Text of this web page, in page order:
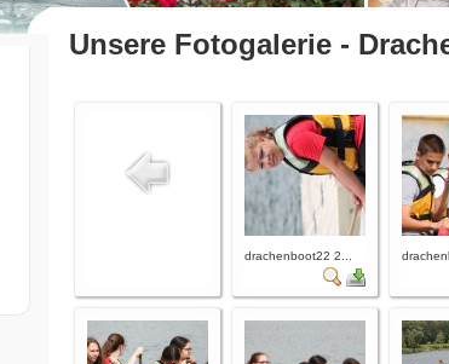
Unsere Fotogalerie -
drachenboot22 2...